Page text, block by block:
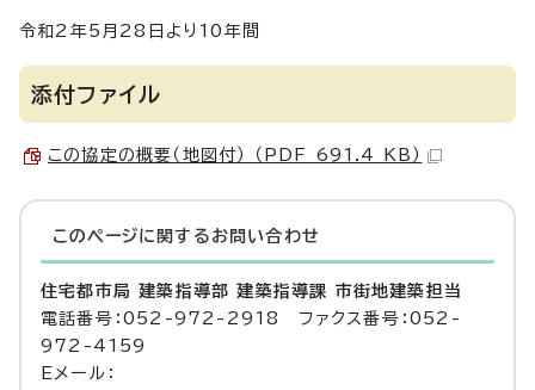
令和2年5月28日より10年間
添付ファイル
この協定の概要（地図付） （PDF 691.4 KB）
このページに関する お問い合わせ
住宅都市局 建築指導部 建築指導課 市街地建築担当
電話番号：052-972-2918 ファクス番号：052-
972-4159
Eメール：